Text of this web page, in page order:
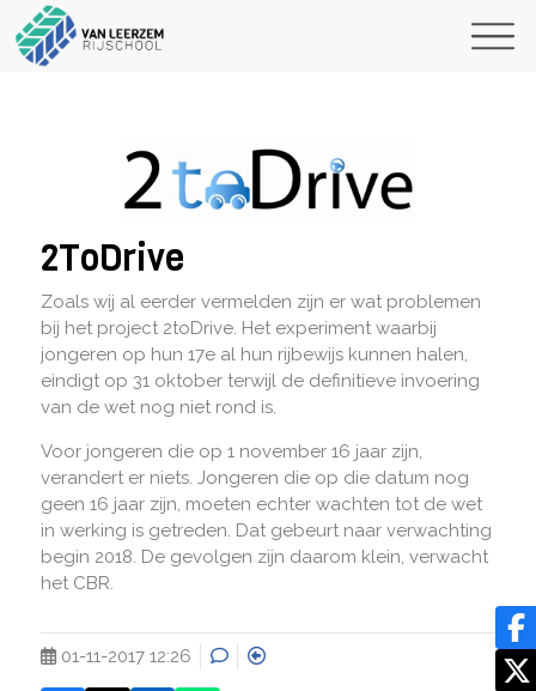
2ToDrive
Zoals wij al eerder vermelden zijn er wat problemen
bij het project 2toDrive. Het experiment waarbij
jongeren op hun 17e al hun rijbewijs kunnen halen,
eindigt op 31 oktober terwijl de definitieve invoering
van de wet nog niet rond is.
Voor jongeren die op 1 november 16 jaar zijn,
verandert er niets. Jongeren die op die datum nog
geen 16 jaar zijn, moeten echter wachten tot de wet
in werking is getreden. Dat gebeurt naar verwachting
begin 2018. De gevolgen zijn daarom klein, verwacht
het CBR.
01-11-2017 12:26